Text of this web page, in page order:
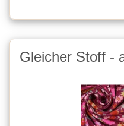
Gleicher Stoff -